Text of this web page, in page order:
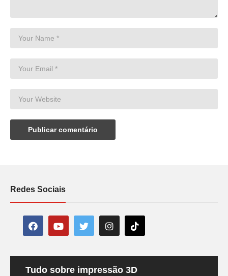
Redes Sociais
Tudo sobre impressão 3D